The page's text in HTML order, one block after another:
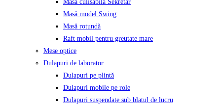
Masa culisabila Sekretar
Masă model Swing
Masă rotundă
Raft mobil pentru greutate mare
Mese optice
Dulapuri de laborator
Dulapuri pe plintă
Dulapuri mobile pe role
Dulapuri suspendate sub blatul de lucru